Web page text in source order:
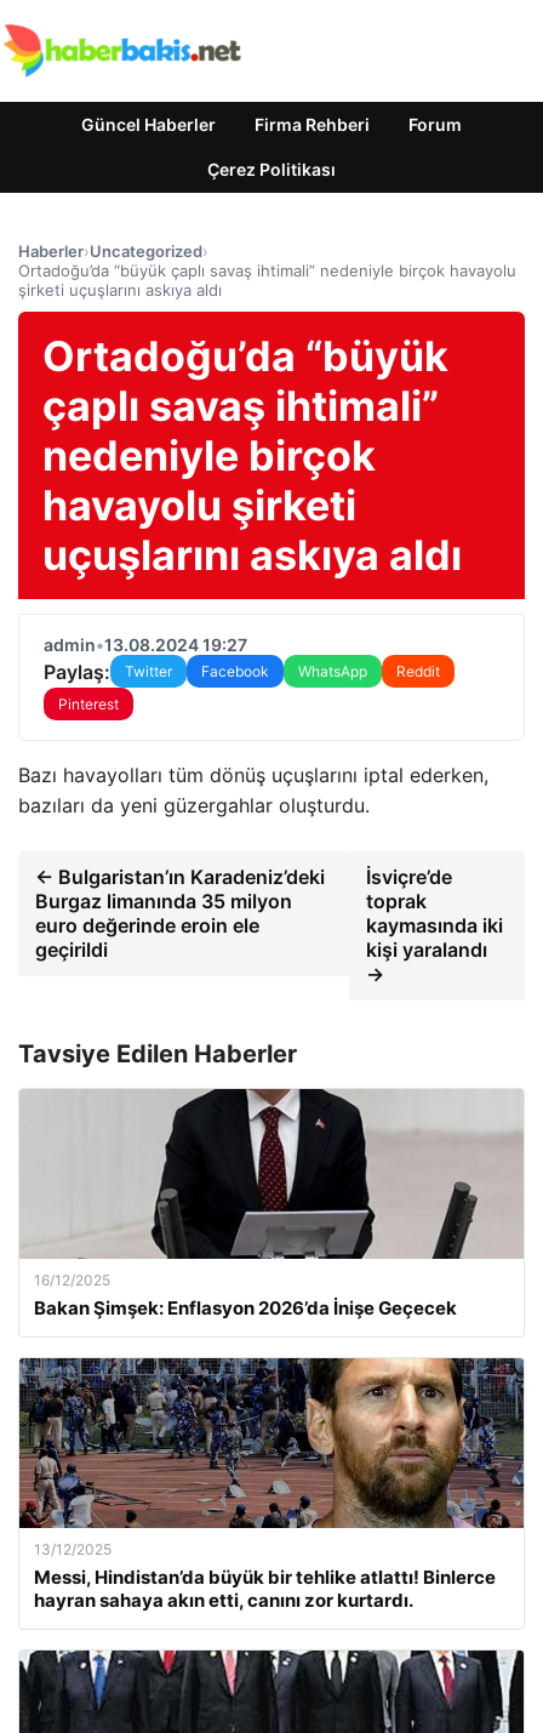
Güncel Haberler Firma Rehberi Forum
Çerez Politikası
Haberler›Uncategorized›
Ortadoğu’da “büyük çaplı savaş ihtimali” nedeniyle birçok havayolu
şirketi uçuşlarını askıya aldı
Ortadoğu’da “büyük
çaplı savaş ihtimali”
nedeniyle birçok
havayolu şirketi
uçuşlarını askıya aldı
admin•13.08.2024 19:27
Paylaş: Twitter Facebook WhatsApp
Reddit
Pinterest
Bazı havayolları tüm dönüş uçuşlarını iptal ederken,
bazıları da yeni güzergahlar oluşturdu.
← Bulgaristan’ın Karadeniz’deki
Burgaz limanında 35 milyon
euro değerinde eroin ele
geçirildi
İsviçre’de
toprak
kaymasında iki
kişi yaralandı
→
Tavsiye Edilen Haberler
16/12/2025
Bakan Şimşek: Enflasyon 2026’da İnişe Geçecek
13/12/2025
Messi, Hindistan’da büyük bir tehlike atlattı! Binlerce
hayran sahaya akın etti, canını zor kurtardı.